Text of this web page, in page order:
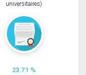
universitaires)
23.71 %